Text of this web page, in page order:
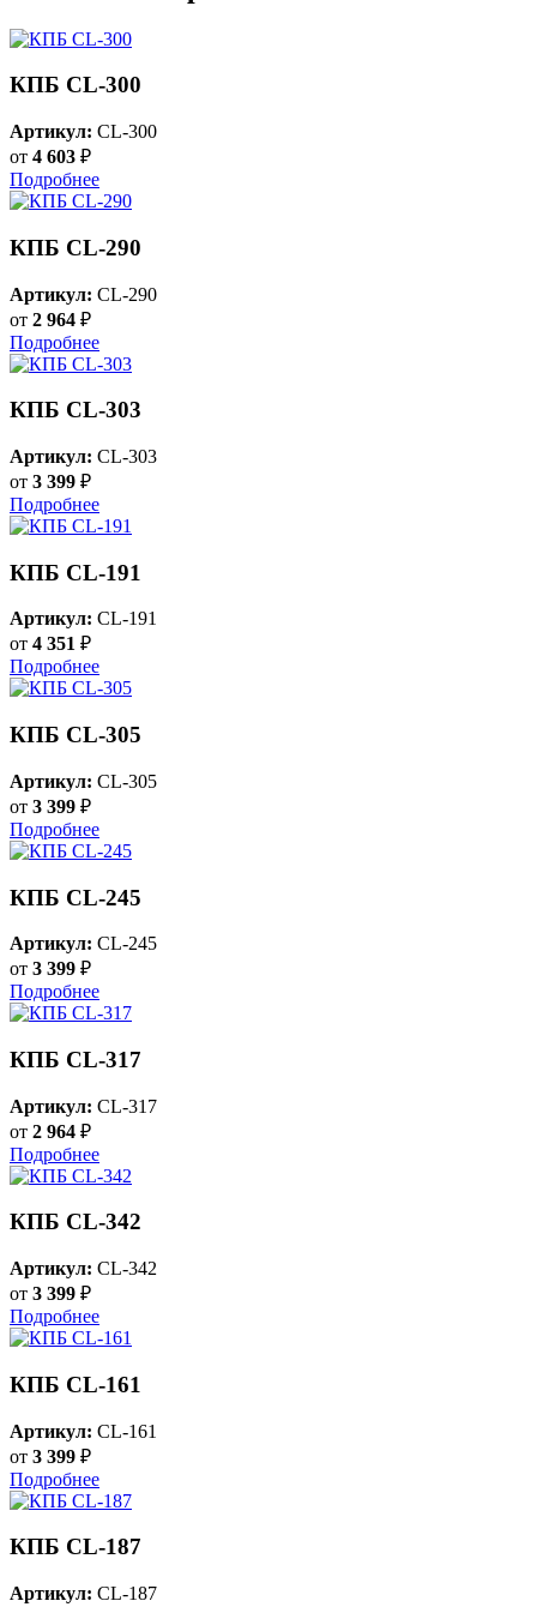
КПБ CL-300
Артикул: CL-300
от 4 603 ₽
Подробнее
КПБ CL-290
Артикул: CL-290
от 2 964 ₽
Подробнее
КПБ CL-303
Артикул: CL-303
от 3 399 ₽
Подробнее
КПБ CL-191
Артикул: CL-191
от 4 351 ₽
Подробнее
КПБ CL-305
Артикул: CL-305
от 3 399 ₽
Подробнее
КПБ CL-245
Артикул: CL-245
от 3 399 ₽
Подробнее
КПБ CL-317
Артикул: CL-317
от 2 964 ₽
Подробнее
КПБ CL-342
Артикул: CL-342
от 3 399 ₽
Подробнее
КПБ CL-161
Артикул: CL-161
от 3 399 ₽
Подробнее
КПБ CL-187
Артикул: CL-187